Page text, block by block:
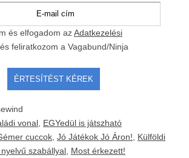
és elfogadom azAdatkezelési
és feliratkozom a Vagabund/Ninja
vonal EGYedül is játszható
cuccok Jó Játékok Jó Áron!
Külföldi
szabállyal Most érkezett!